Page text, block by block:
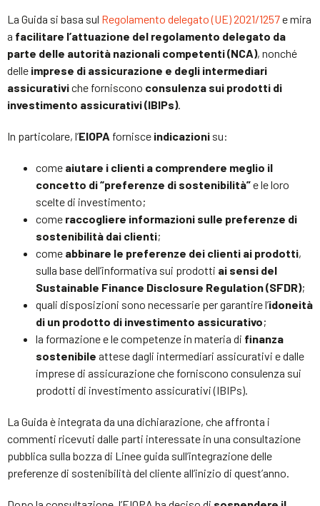
La Guida si basa sul Regolamento delegato (UE) 2021/1257e mira
a facilitare l’attuazione del regolamento delegato da
parte delle autorità nazionali competenti (NCA), nonché
delle imprese di assicurazione e degli intermediari
assicurativiche forniscono consulenza sui prodotti di
investimento assicurativi (IBIPs).
In particolare, l’EIOPA fornisce indicazioni su:
come aiutare i clienti a comprendere meglio il
concetto di “preferenze di sostenibilità”e le loro
scelte di investimento;
come raccogliere informazioni sulle preferenze di
sostenibilità dai clienti;
come abbinare le preferenze dei clienti ai prodotti,
sulla base dell’informativa sui prodotti ai sensi del
Sustainable Finance Disclosure Regulation (SFDR);
quali disposizioni sono necessarie per garantire l’idoneità
di un prodotto di investimento assicurativo;
la formazione e le competenze in materia di finanza
sostenibile attese dagli intermediari assicurativi e dalle
imprese di assicurazione che forniscono consulenza sui
prodotti di investimento assicurativi (IBIPs).
La Guida è integrata da una dichiarazione, che affronta i
commenti ricevuti dalle parti interessate in una consultazione
pubblica sulla bozza di Linee guida sull’integrazione delle
preferenze di sostenibilità del cliente all’inizio di quest’anno.